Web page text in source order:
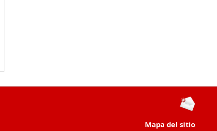
Mapa del sitio